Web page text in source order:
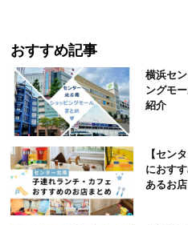
おすすめ記事
横浜セ
ングモ
紹介
【セン
におす
あるお